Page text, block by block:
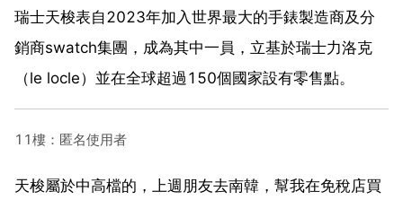
瑞士天梭表自2023年加入世界最大的手錶製造商及分
銷商swatch集團，成為其中一員，立基於瑞士力洛克
（le locle）並在全球超過150個國家設有零售點。
11樓：匿名使用者
天梭屬於中高檔的，上週朋友去南韓，幫我在免稅店買